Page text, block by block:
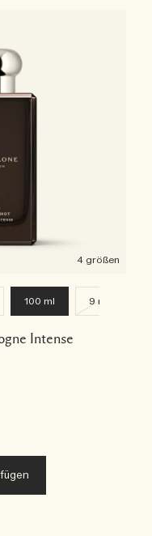
4 größen
100 ml 9 ml
Intense